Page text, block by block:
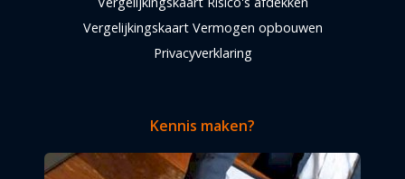
Vergelijkingskaart Vermogen opbouwen
Privacyverklaring
Kennis maken?